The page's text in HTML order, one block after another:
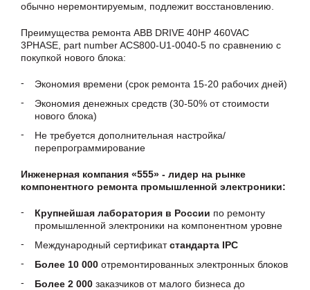
обычно неремонтируемым, подлежит восстановлению.
Преимущества ремонта ABB DRIVE 40HP 460VAC
3PHASE, part number ACS800-U1-0040-5 по сравнению с
покупкой нового блока:
Экономия времени (срок ремонта 15-20 рабочих дней)
Экономия денежных средств (30-50% от стоимости
нового блока)
Не требуется дополнительная настройка/
перепрограммирование
Инженерная компания «555» - лидер на рынке
компонентного ремонта промышленной электроники:
Крупнейшая лаборатория в России по ремонту
промышленной электроники на компонентном уровне
Международный сертификатстандарта IPC
Более 10 000 отремонтированных электронных блоков
Более 2 000 заказчиков от малого бизнеса до